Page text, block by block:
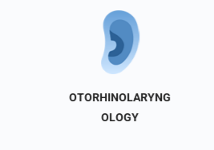
OTORHINOLARYNG
OLOGY